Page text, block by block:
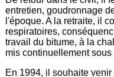
entretien, goudronnage
l'époque. A la retraite, il
respiratoires,
travail du bitume, à la
mis continuellement
En 1994, il souhaite